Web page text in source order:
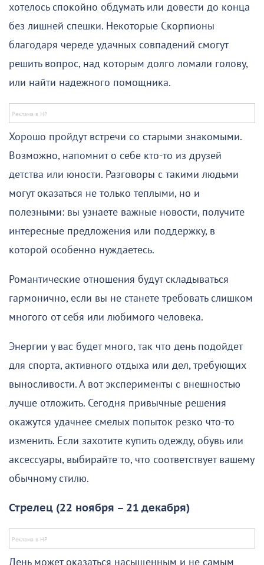
хотелось спокойно обдумать или довести до конца
без лишней спешки. Некоторые Скорпионы
благодаря череде удачных совпадений смогут
решить вопрос, над которым долго ломали голову,
или найти надежного помощника.
Хорошо пройдут встречи со старыми знакомыми.
Возможно, напомнит о себе кто-то из друзей
детства или юности. Разговоры с такими людьми
могут оказаться не только теплыми, но и
полезными: вы узнаете важные новости, получите
интересные предложения или поддержку, в
которой особенно нуждаетесь.
Романтические отношения будут складываться
гармонично, если вы не станете требовать слишком
многого от себя или любимого человека.
Энергии у вас будет много, так что день подойдет
для спорта, активного отдыха или дел, требующих
выносливости. А вот эксперименты с внешностью
лучше отложить. Сегодня привычные решения
окажутся удачнее смелых попыток резко что-то
изменить. Если захотите купить одежду, обувь или
аксессуары, выбирайте то, что соответствует вашему
обычному стилю.
Стрелец (22 ноября – 21 декабря)
День может оказаться насыщенным и не самым